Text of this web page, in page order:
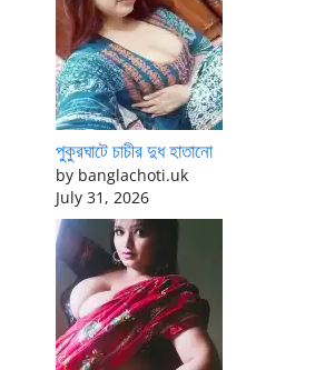
পুকুরঘাটে চাচীর দুধ হাতানো
by banglachoti.uk
July 31, 2026